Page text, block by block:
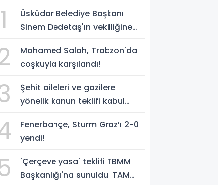
1
Üsküdar Belediye Başkanı
Sinem Dedetaş'ın vekilliğine
Mohamed Salah, Trabzon'da
coşkuyla karşılandı!
Şehit aileleri ve gazilere
yönelik kanun teklifi kabul
Fenerbahçe, Sturm Graz’ı 2-0
yendi!
'Çerçeve yasa' teklifi TBMM
Başkanlığı'na sunuldu: TAM